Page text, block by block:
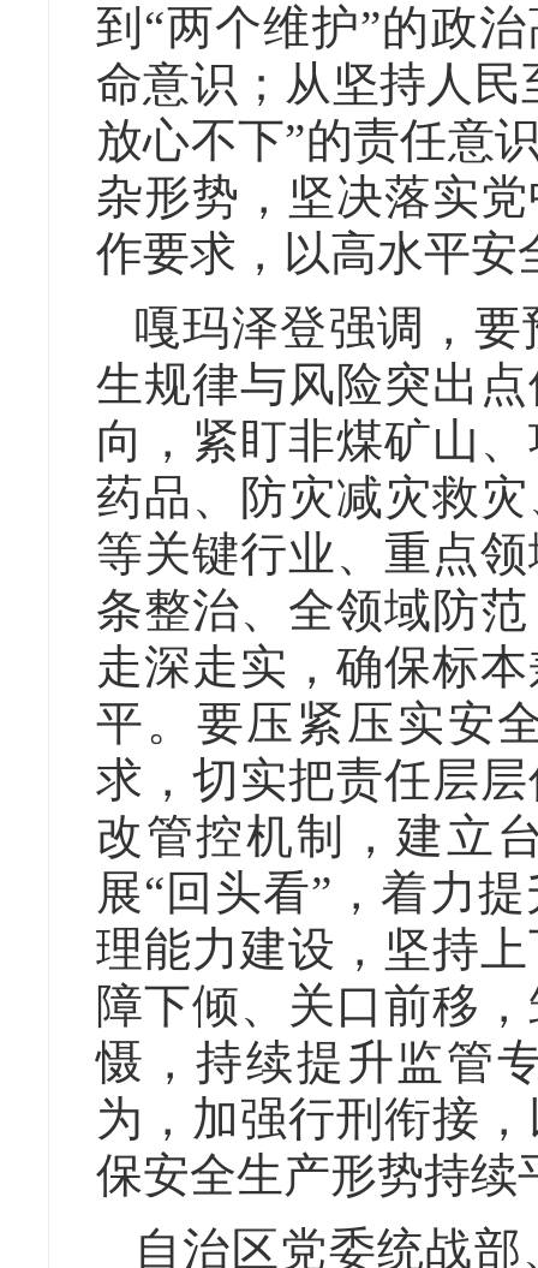
到“两个维护”的政
命意识；从坚持人
放心不下”的责任意
杂形势，坚决落实
作要求，以高水平安
嘎玛泽登强调，
生规律与风险突出
向，紧盯非煤矿山
药品、防灾减灾救
等关键行业、重点
条整治、全领域防
走深走实，确保标
平。要压紧压实安
求，切实把责任层
改管控机制，建立
展“回头看”，着力
理能力建设，坚持
障下倾、关口前移
慑，持续提升监管
为，加强行刑衔接
保安全生产形势持续
自治区党委统战